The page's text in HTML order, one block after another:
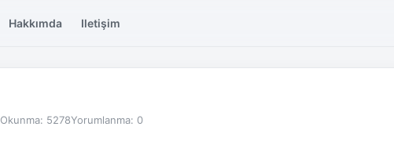
Hakkımda Iletişim
Okunma: 5278Yorumlanma: 0